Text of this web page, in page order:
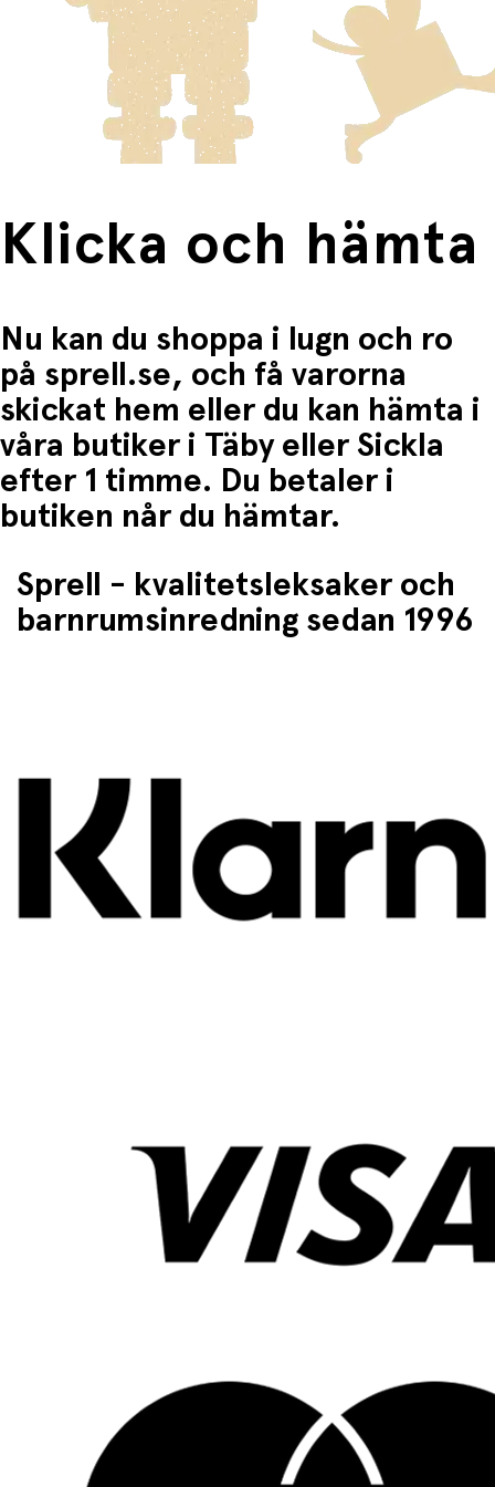
skickas med Posten/Brings tjänst
Home Delivery
. Detta
innebär en högre fraktkostnad.
Produkter som omfattas av detta är tydligt märkta, och
frakten för dessa varor visas i kassan.
Fri frakt när du handlar för mer än 1500:-
Du betalar när du hämtar varorna i butiken.
Klicka och hämta
Nu kan du shoppa i lugn och ro
på sprell.se, och få varorna
skickat hem eller du kan hämta i
våra butiker i Täby eller Sickla
efter 1 timme. Du betaler i
butiken når du hämtar.
Sprell - kvalitetsleksaker och
barnrumsinredning sedan 1996